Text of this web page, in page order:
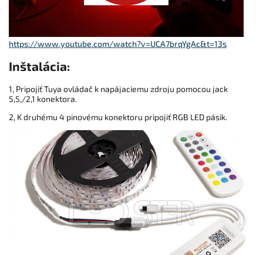
https://www.youtube.com/watch?v=UCA7brqYgAc&t=13s
Inštalácia:
1, Pripojiť Tuya ovládač k napájaciemu zdroju pomocou jack
5,5,/2,1 konektora.
2, K druhému 4 pinovému konektoru pripojiť RGB LED pásik.